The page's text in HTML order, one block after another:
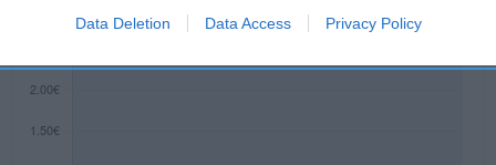
Data Deletion Data Access Privacy Policy